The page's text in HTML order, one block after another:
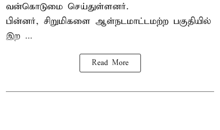
வன்கொடுமை செய்துள்ளனர்.
பின்னர், சிறுமிகளை ஆள்நடமாட்டமற்ற பகுதியில்
இற ...
Read More